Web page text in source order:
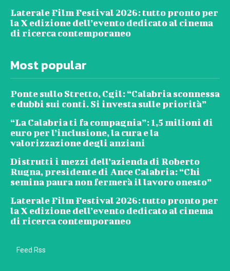
Laterale Film Festival 2026: tutto pronto per
la X edizione dell’evento dedicato al cinema
di ricerca contemporaneo
Most popular
Ponte sullo Stretto, Cgil: “Calabria sconnessa
e dubbi sui conti. Si investa sulle priorità”
“La Calabria ti fa compagnia”: 1,5 milioni di
euro per l’inclusione, la cura e la
valorizzazione degli anziani
Distrutti i mezzi dell’azienda di Roberto
Rugna, presidente di Ance Calabria: “Chi
semina paura non fermerà il lavoro onesto”
Laterale Film Festival 2026: tutto pronto per
la X edizione dell’evento dedicato al cinema
di ricerca contemporaneo
Feed Rss